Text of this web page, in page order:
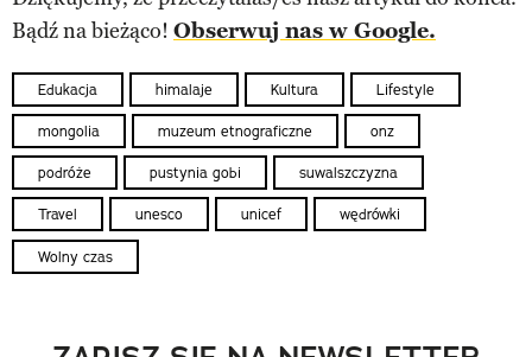
Bądź na bieżąco! Obserwuj nas w Google.
Edukacja himalaje Kultura Lifestyle
mongolia muzeum etnograficzne onz
podróże pustynia gobi suwalszczyzna
Travel unesco unicef wędrówki
Wolny czas